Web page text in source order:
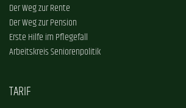
Der Weg zur Rente
Der Weg zur Pension
Erste Hilfe im Pflegefall
Arbeitskreis Seniorenpolitik
TARIF